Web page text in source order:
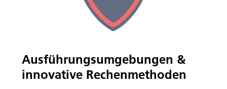
Ausführungsumgebungen &
innovative Rechenmethoden